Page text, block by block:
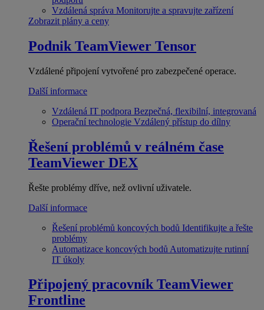
Vzdálená správa Monitorujte a spravujte zařízení
Zobrazit plány a ceny
Podnik TeamViewer Tensor
Vzdálené připojení vytvořené pro zabezpečené operace.
Další informace
Vzdálená IT podpora Bezpečná, flexibilní, integrovaná
Operační technologie Vzdálený přístup do dílny
Řešení problémů v reálném čase
TeamViewer DEX
Řešte problémy dříve, než ovlivní uživatele.
Další informace
Řešení problémů koncových bodů Identifikujte a řešte
problémy
Automatizace koncových bodů Automatizujte rutinní
IT úkoly
Připojený pracovník TeamViewer
Frontline